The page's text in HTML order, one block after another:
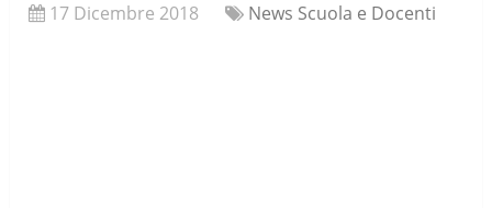
17 Dicembre 2018 News Scuola e Docenti